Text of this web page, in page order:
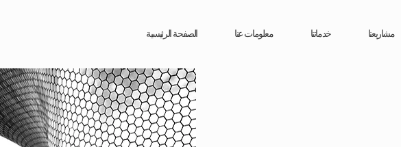
الصفحة الرئيسية معلومات عنا خدماتنا مشاريعنا